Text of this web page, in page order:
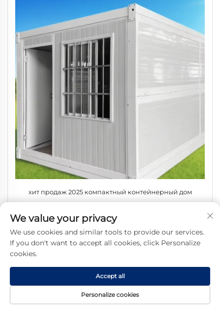
хит продаж 2025 компактный контейнерный дом
We value your privacy
We use cookies and similar tools to provide our services.
If you don't want to accept all cookies, click Personalize
cookies.
Personalize cookies
Accept all